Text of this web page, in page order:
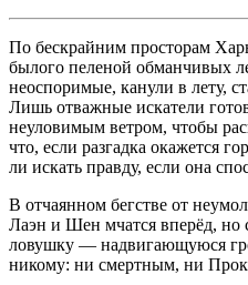
По бескрайним просторам
былого пеленой обманчивых
неоспоримые, канули в лету,
Лишь отважные искатели
неуловимым ветром, чтобы
что, если разгадка окажется
ли искать правду, если она
В отчаянном бегстве от
Лаэн и Шен мчатся вперёд, но
ловушку — надвигающуюся
никому: ни смертным, ни